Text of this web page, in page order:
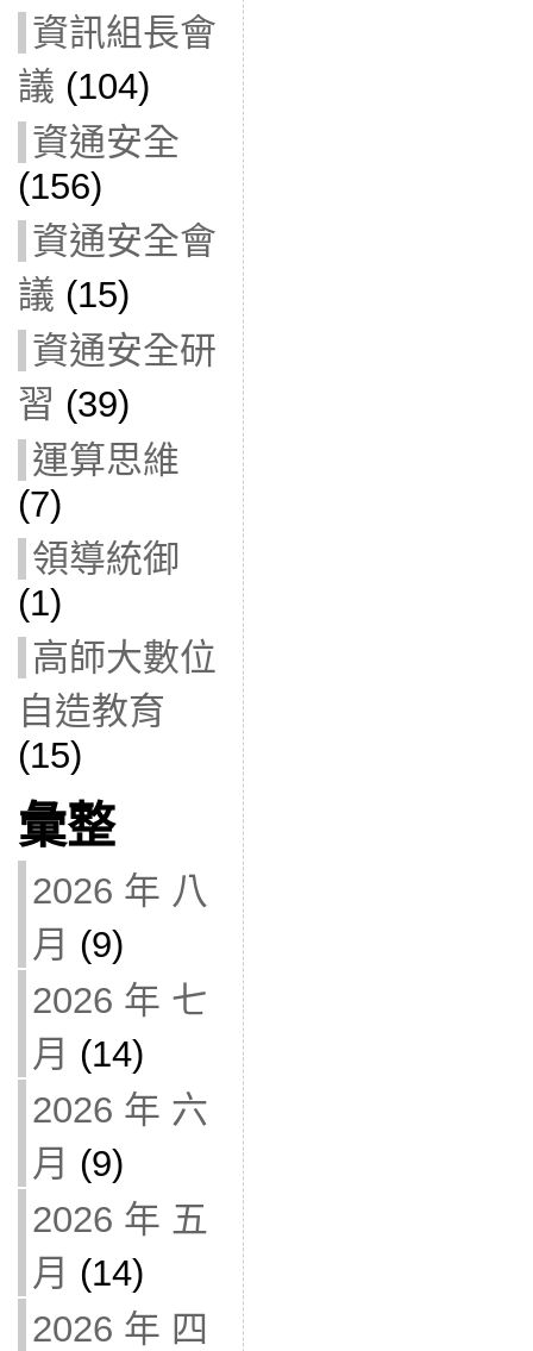
資訊組長會
議 (104)
資通安全
(156)
資通安全會
議 (15)
資通安全研
習 (39)
運算思維
(7)
領導統御
(1)
高師大數位
自造教育
(15)
彙整
2026 年 八
月 (9)
2026 年 七
月 (14)
2026 年 六
月 (9)
2026 年 五
月 (14)
2026 年 四